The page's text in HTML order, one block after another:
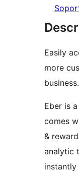
Easily
more
business.
Eber is
comes
&
analytic
instantly